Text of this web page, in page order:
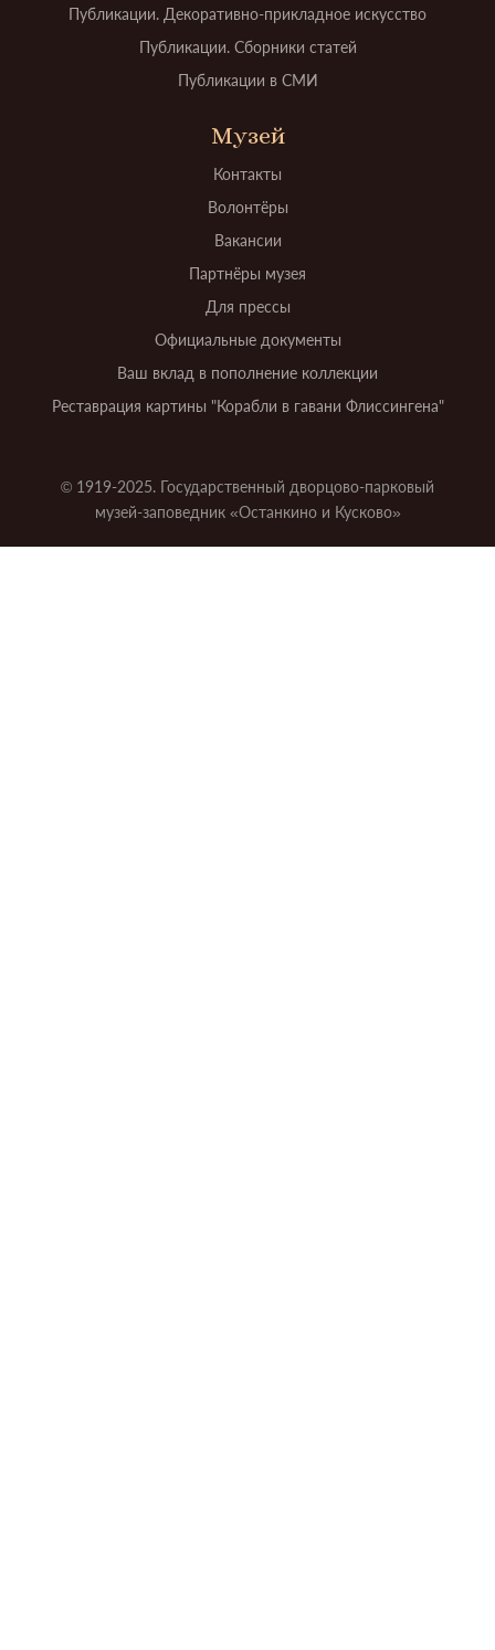
Публикации. Декоративно-прикладное искусство
Публикации. Сборники статей
Публикации в СМИ
Музей
Контакты
Волонтёры
Вакансии
Партнёры музея
Для прессы
Официальные документы
Ваш вклад в пополнение коллекции
Реставрация картины "Корабли в гавани Флиссингена"
© 1919-2025. Государственный дворцово-парковый
музей-заповедник «Останкино и Кусково»